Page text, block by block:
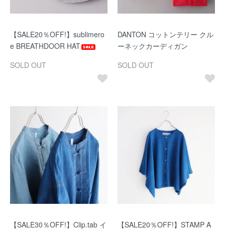
【SALE20％OFF!】sublimero
e BREATHDOOR HAT
SOLD OUT
DANTON コットンテリー クル
ーネックカーディガン
SOLD OUT
【SALE30％OFF!】Clip.tab イ
【SALE20％OFF!】STAMP A